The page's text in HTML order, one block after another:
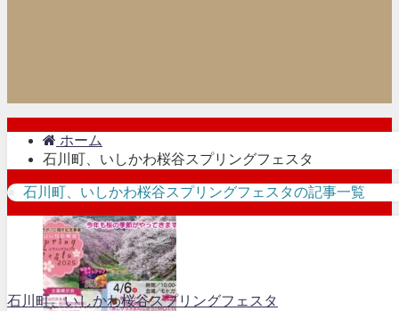
ホーム
石川町、いしかわ桜谷スプリングフェスタ
石川町、いしかわ桜谷スプリングフェスタの記事一覧
石川町、いしかわ桜谷スプリングフェスタ